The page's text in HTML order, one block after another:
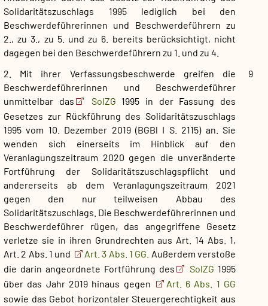
Solidaritätszuschlags 1995 lediglich bei den
Beschwerdeführerinnen und Beschwerdeführern zu
2., zu 3., zu 5. und zu 6. bereits berücksichtigt, nicht
dagegen bei den Beschwerdeführern zu 1. und zu 4.
9
2. Mit ihrer Verfassungsbeschwerde greifen die
Beschwerdeführerinnen und Beschwerdeführer
unmittelbar das
SolZG 1995 in der Fassung des
Gesetzes zur Rückführung des Solidaritätszuschlags
1995 vom 10. Dezember 2019 (BGBl I S. 2115) an. Sie
wenden sich einerseits im Hinblick auf den
Veranlagungszeitraum 2020 gegen die unveränderte
Fortführung der Solidaritätszuschlagspflicht und
andererseits ab dem Veranlagungszeitraum 2021
gegen den nur teilweisen Abbau des
Solidaritätszuschlags. Die Beschwerdeführerinnen und
Beschwerdeführer rügen, das angegriffene Gesetz
verletze sie in ihren Grundrechten aus Art. 14 Abs. 1,
Art. 2 Abs. 1 und
Art. 3 Abs. 1 GG. Außerdem verstoße
die darin angeordnete Fortführung des
SolZG 1995
über das Jahr 2019 hinaus gegen
Art. 6 Abs. 1 GG
sowie das Gebot horizontaler Steuergerechtigkeit aus